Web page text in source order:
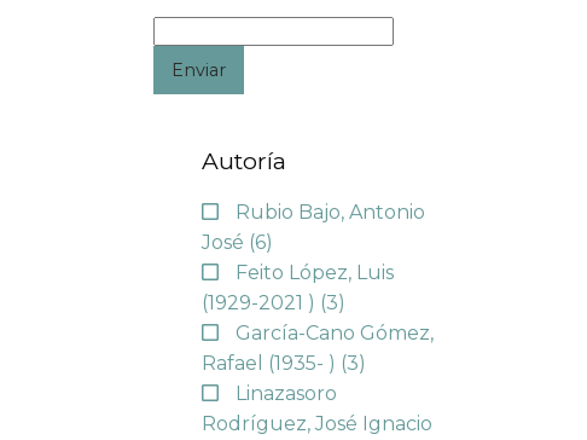
Enviar
Autoría
Rubio Bajo, Antonio
José (6)
Feito López, Luis
(1929-2021 ) (3)
García-Cano Gómez,
Rafael (1935- ) (3)
Linazasoro
Rodríguez, José Ignacio